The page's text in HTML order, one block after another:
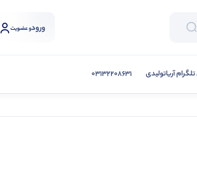
ورودو عضویت
آریاتولیدی 03132208631